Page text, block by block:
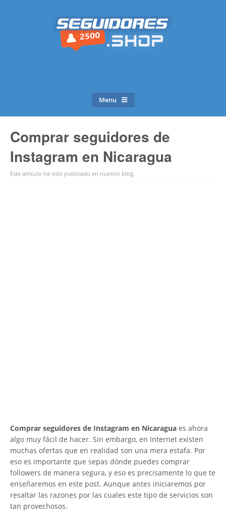
Menu
Comprar seguidores de
Instagram en Nicaragua
Este artículo ha sido publicado en nuestro blog.
Comprar seguidores de Instagram en Nicaragua es ahora
algo muy fácil de hacer. Sin embargo, en Internet existen
muchas ofertas que en realidad son una mera estafa. Por
eso es importante que sepas dónde puedes comprar
followers de manera segura, y eso es precisamente lo que te
enseñaremos en este post. Aunque antes iniciaremos por
resaltar las razones por las cuales este tipo de servicios son
tan provechosos.